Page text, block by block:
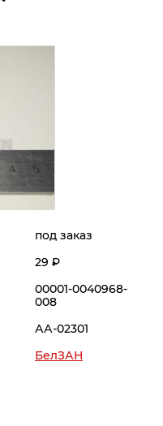
под заказ
29 Р
00001-0040968-
008
АА-02301
БелЗАН